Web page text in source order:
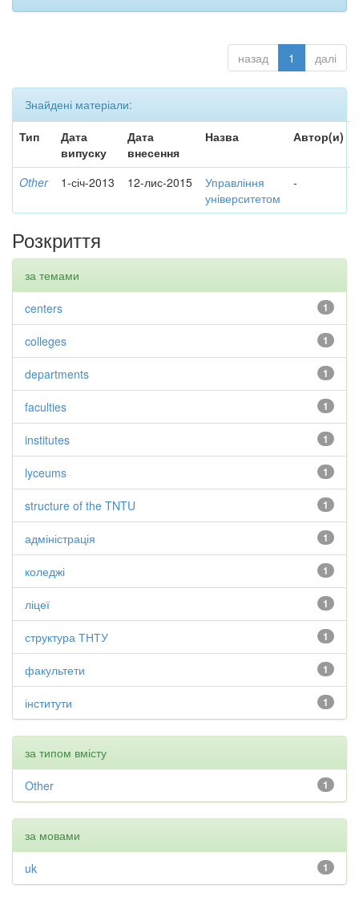
назад 1 далі
Знайдені матеріали:
Тип
Дата
випуску
Дата
внесення
Назва Автор(и)
Other 1-січ-2013 12-лис-2015
Управління
університетом
-
Розкриття
за темами
1
centers
1
colleges
1
departments
1
faculties
1
institutes
1
lyceums
1
structure of the TNTU
1
адміністрація
1
коледжі
1
ліцеї
1
структура ТНТУ
1
факультети
1
інститути
за типом вмісту
1
Other
за мовами
1
uk